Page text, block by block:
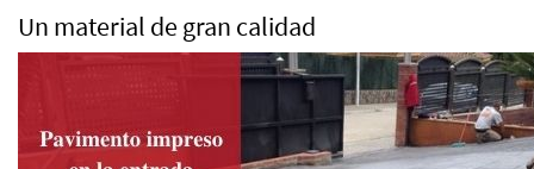
Un material de gran calidad